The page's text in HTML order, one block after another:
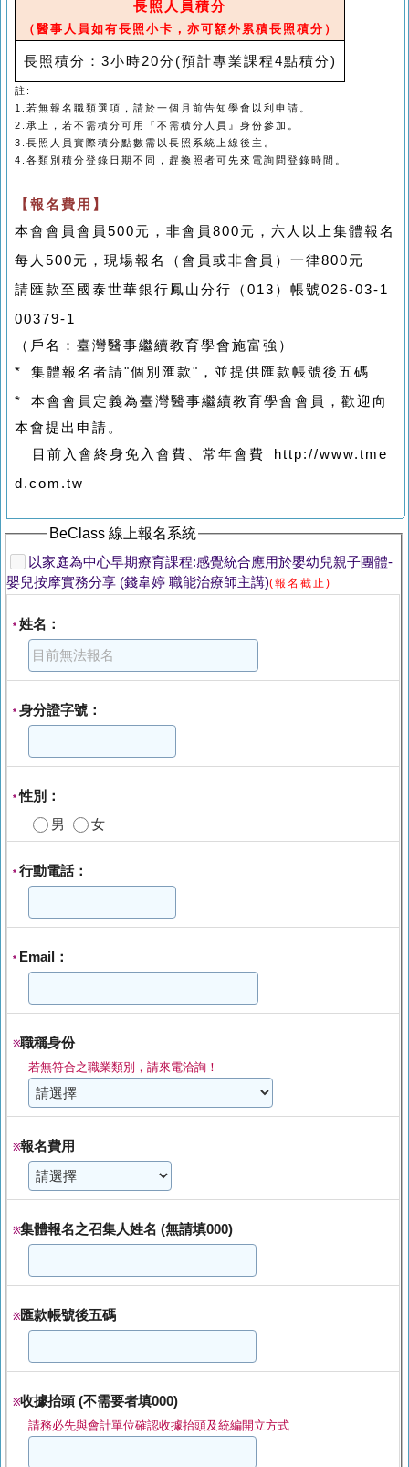
長照人員積分
（醫事人員如有長照小卡，亦可額外累積長照積分）
長照積分：3小時20分(預計專業課程4點積分)
註 :
1. 若無報名職類選項，請於一個月前告知學會以利申請。
2. 承上，若不需積分可用『不需積分人員』身份參加。
3. 長照人員實際積分點數需以長照系統上線後主。
4. 各類別積分登錄日期不同，趕換照者可先來電詢問登錄時間。
【報名費用】
本會會員會員 500元，非會員 800元，六人以上集體報名
每人 500元，現場報名（會員或非會員）一律800元
請匯款至國泰世華銀行鳳山分行（ 013 ）帳號026-03-1
00379-1
（戶名：臺灣醫事繼續教育學會施富強）
* 集體報名者請"個別匯款" ，並提供匯款帳號後五碼
* 本會會員定義為臺灣醫事繼續教育學會會員，歡迎向
本會提出申請。
目前入會終身免入會費、常年會費
http://www.tme
d.com.tw
BeClass 線上報名系統
以家庭為中心早期療育課程:感覺統合應用於嬰幼兒親子團體-
嬰兒按摩實務分享 (錢韋婷 職能治療師主講)(報名截止)
* 姓名：
* 身分證字號：
*性別：
男
女
* 行動電話：
* Email：
※職稱身份
若無符合之職業類別，請來電洽詢！
※報名費用
※集體報名之召集人姓名 (無請填000)
※匯款帳號後五碼
※收據抬頭 (不需要者填000)
請務必先與會計單位確認收據抬頭及統編開立方式